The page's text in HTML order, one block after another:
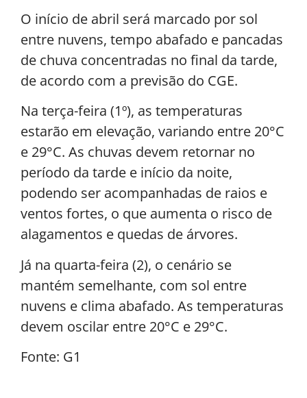
O início de abril será marcado por sol
entre nuvens, tempo abafado e pancadas
de chuva concentradas no final da tarde,
de acordo com a previsão do CGE.
Na terça-feira (1º), as temperaturas
estarão em elevação, variando entre 20°C
e 29°C. As chuvas devem retornar no
período da tarde e início da noite,
podendo ser acompanhadas de raios e
ventos fortes, o que aumenta o risco de
alagamentos e quedas de árvores.
Já na quarta-feira (2), o cenário se
mantém semelhante, com sol entre
nuvens e clima abafado. As temperaturas
devem oscilar entre 20°C e 29°C.
Fonte: G1